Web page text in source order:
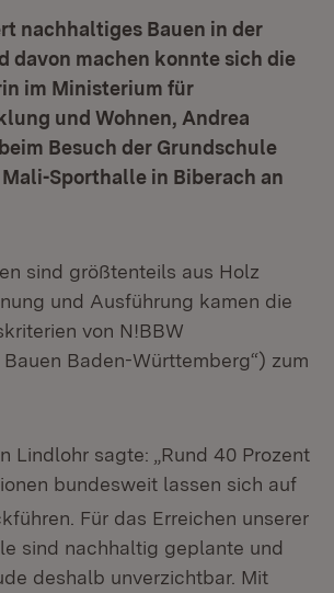
nachhaltiges Bauen in der
davon machen konnte sich die
im Ministerium für
und Wohnen, Andrea
Besuch der Grundschule
Sporthalle in Biberach an
sind größtenteils aus Holz
und Ausführung kamen die
von N!BBW
Baden-Württemberg“) zum
Lindlohr sagte: „Rund 40 Prozent
bundesweit lassen sich auf
Für das Erreichen unserer
sind nachhaltig geplante und
deshalb unverzichtbar. Mit